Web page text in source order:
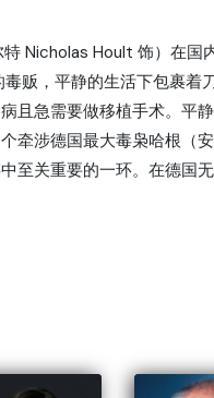
Nicholas Hoult 饰）在
贩，平静的生活下包裹
且急需要做移植手术。平
牵涉德国最大毒枭哈根（
至关重要的一环。在德国